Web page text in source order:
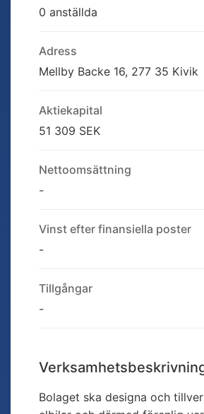
0 anställda
Adress
Mellby Backe 16, 277 35 Kivik
Aktiekapital
51 309 SEK
Nettoomsättning
-
Vinst efter finansiella poster
-
Tillgångar
-
Bolaget ska designa och